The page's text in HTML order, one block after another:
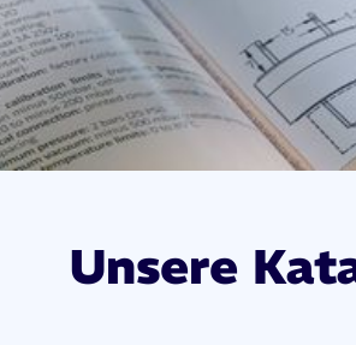
Unsere